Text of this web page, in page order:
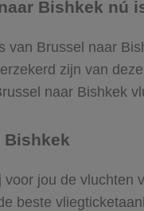
Bishkek nú
van Brussel naar
zijn van
naar Bishkek
Bishkek
jou de
beste